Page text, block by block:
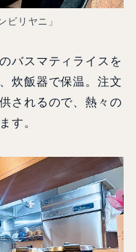
ビリヤニ」
バスマティライスを
炊飯器で保温。注文
されるので、熱々の
す。